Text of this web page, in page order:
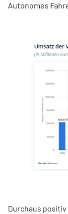
Autonomes
Durchaus